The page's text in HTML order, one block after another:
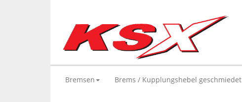
Bremsen Brems / Kupplungshebel geschmiedet